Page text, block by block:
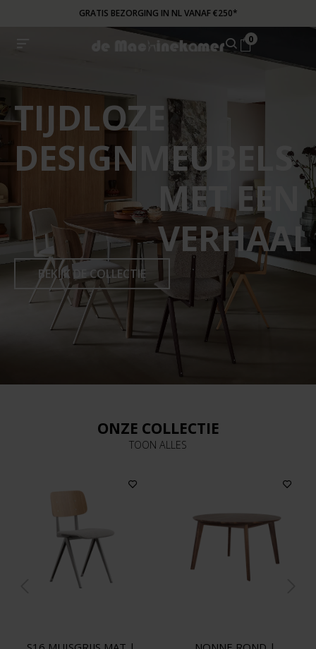
GRATIS BEZORGING IN NL VANAF €250*
0
TIJDLOZE
DESIGNMEUBELS
MET EEN
VERHAAL
BEKIJK DE COLLECTIE
ONZE COLLECTIE
TOON ALLES